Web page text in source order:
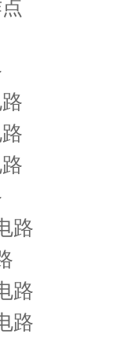
稳定
大
放大
放大电
漏极
栅极
放大
合放大
放大
路
路